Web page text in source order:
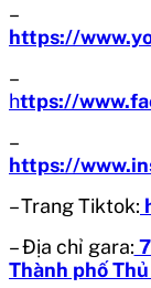
–
https://
–
https://
–
https://
– Trang Tiktok:
– Địa chỉ gara:
Thành phố